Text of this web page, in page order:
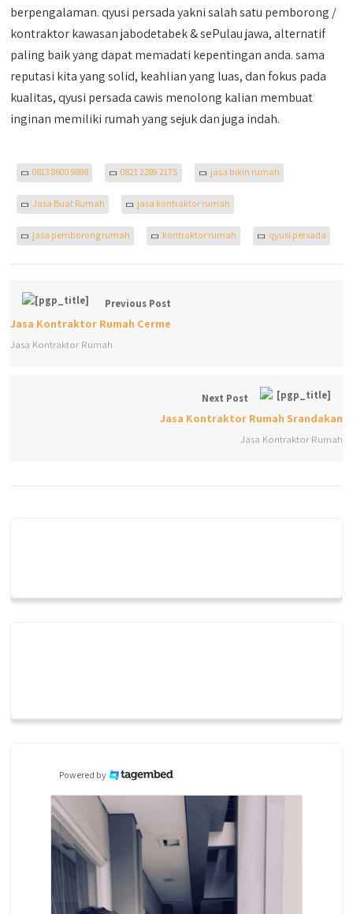
berpengalaman. qyusi persada yakni salah satu pemborong /
kontraktor kawasan jabodetabek & sePulau jawa, alternatif
paling baik yang dapat memadati kepentingan anda. sama
reputasi kita yang solid, keahlian yang luas, dan fokus pada
kualitas, qyusi persada cawis menolong kalian membuat
inginan memiliki rumah yang sejuk dan juga indah.
0813 8600 9898 0821 2289 2175 jasa bikin rumah
Jasa Buat Rumah jasa kontraktor rumah
jasa pemborong rumah kontraktor rumah qyusi persada
Previous Post
Jasa Kontraktor Rumah Cerme
Jasa Kontraktor Rumah
Next Post
Jasa Kontraktor Rumah Srandakan
Jasa Kontraktor Rumah
Powered by